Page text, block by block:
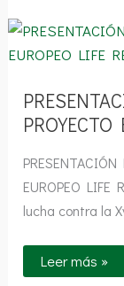
EUROPEO LIFE
lucha contra la
DE
RESULTADOS
DEL
EUROPEO
LIFE
RESILIENCE
Leer más »